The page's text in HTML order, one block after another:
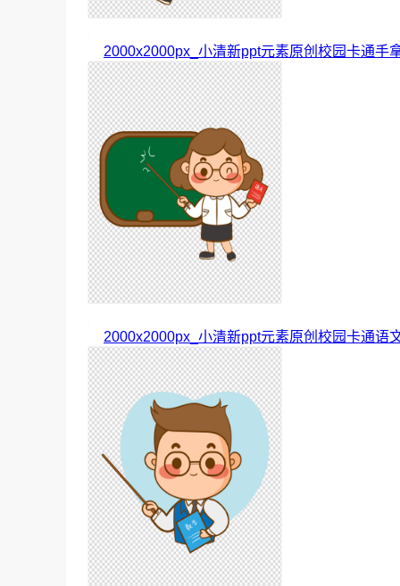
2000x2000px_小清新ppt元素原创校园卡通手
2000x2000px_小清新ppt元素原创校园卡通语